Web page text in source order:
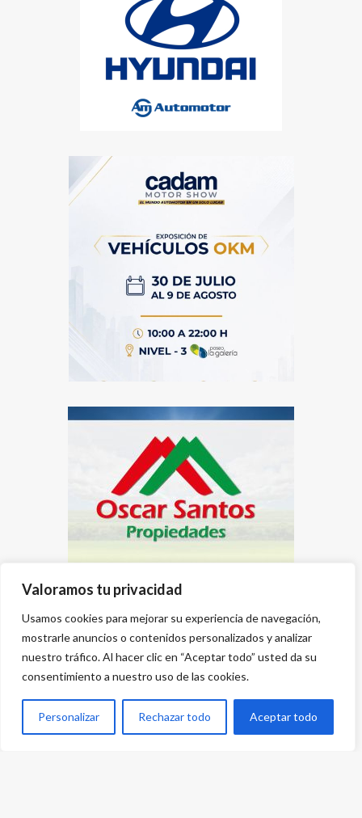
Valoramos tu privacidad
Usamos cookies para mejorar su experiencia de navegación,
mostrarle anuncios o contenidos personalizados y analizar
nuestro tráfico. Al hacer clic en “Aceptar todo” usted da su
consentimiento a nuestro uso de las cookies.
Personalizar Rechazar todo Aceptar todo